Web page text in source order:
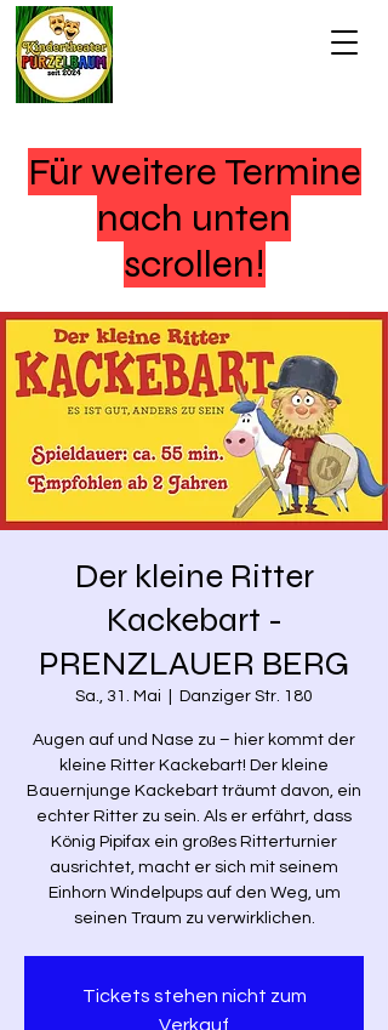
Für weitere Termine
nach unten
scrollen!
Der kleine Ritter
Kackebart -
PRENZLAUER BERG
Sa., 31. Mai Danziger Str. 180
Augen auf und Nase zu – hier kommt der
kleine Ritter Kackebart! Der kleine
Bauernjunge Kackebart träumt davon, ein
echter Ritter zu sein. Als er erfährt, dass
König Pipifax ein großes Ritterturnier
ausrichtet, macht er sich mit seinem
Einhorn Windelpups auf den Weg, um
seinen Traum zu verwirklichen.
Tickets stehen nicht zum
Verkauf